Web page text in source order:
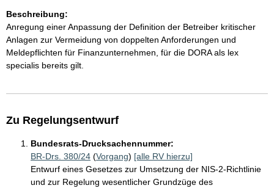
Beschreibung:
Anregung einer Anpassung der Definition der Betreiber kritischer
Anlagen zur Vermeidung von doppelten Anforderungen und
Meldepflichten für Finanzunternehmen, für die DORA als lex
specialis bereits gilt.
Zu Regelungsentwurf
Bundesrats-Drucksachennummer:
BR-Drs. 380/24 (Vorgang) [alle RV hierzu]
Entwurf eines Gesetzes zur Umsetzung der NIS-2-Richtlinie
und zur Regelung wesentlicher Grundzüge des